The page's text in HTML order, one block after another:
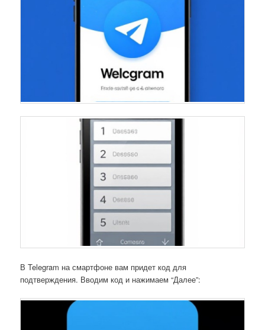
В Telegram на смартфоне вам придет код для
подтверждения. Вводим код и нажимаем “Далее”: